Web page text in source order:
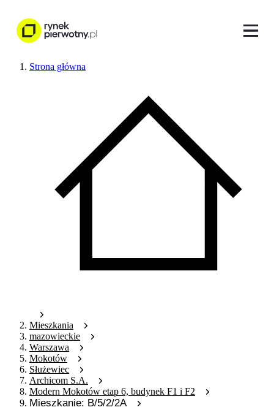
Strona główna
Mieszkania
mazowieckie
Warszawa
Mokotów
Służewiec
Archicom S.A.
Modern Mokotów etap 6, budynek F1 i F2
Mieszkanie: B/5/2/2A